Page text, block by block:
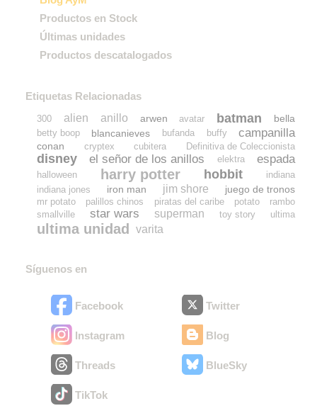
Productos en Stock
Últimas unidades
Productos descatalogados
Etiquetas Relacionadas
300 alien anillo arwen avatar batman bella
betty boop blancanieves bufanda buffy campanilla
conan cryptex cubitera Definitiva de Coleccionista
disney el señor de los anillos elektra espada
halloween harry potter hobbit
indiana
indiana jones
iron man jim shore juego de tronos
mr potato palillos chinos piratas del caribe potato
rambo
smallville
star wars superman toy story ultima
ultima unidad varita
Síguenos en
Facebook Twitter
Instagram Blog
Threads BlueSky
TikTok